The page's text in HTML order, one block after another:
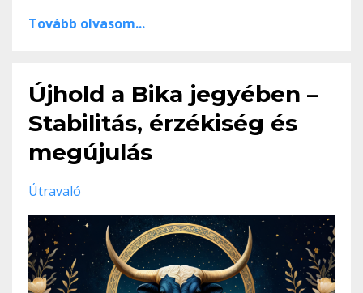
Tovább olvasom...
Újhold a Bika jegyében –
Stabilitás, érzékiség és
megújulás
Útravaló